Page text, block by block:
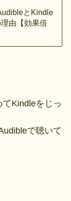
とKindle
由【効果倍
Kindleをじっ
で聴いて